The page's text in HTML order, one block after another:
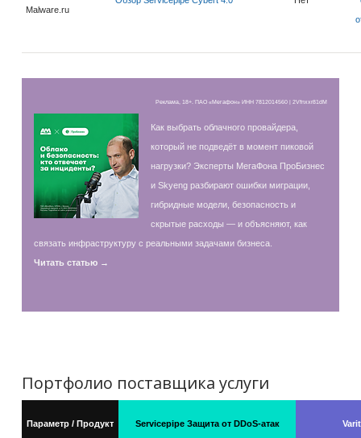
Malware.ru
Реклама, 18+. ПАО «Мегафон» ИНН 7812014560 | 2Vfnxxr81dM
Как выбрать облачного провайдера,
который не подведёт в момент пиковой
нагрузки? Эксперты МегаФона ПроБизнес
и Skyeng разбирают ошибки миграции,
гибридные модели, безопасность и
скрытые расходы — и объясняют, как
связать инфраструктуру с реальными задачами бизнеса.
Читать статью →
Портфолио поставщика услуги
Параметр / Продукт Servicepipe Защита от DDoS-атак